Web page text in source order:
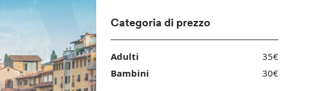
Categoria di prezzo
Adulti
35€
Bambini
30€